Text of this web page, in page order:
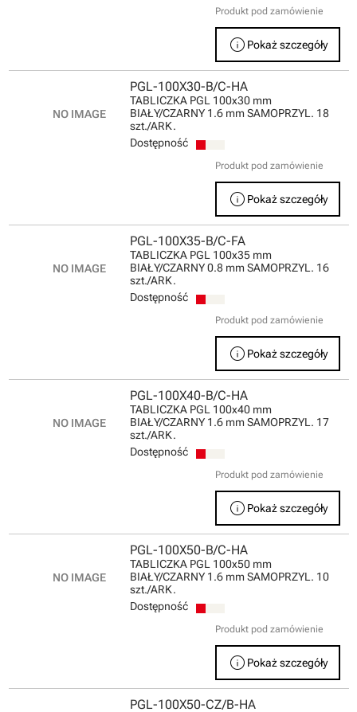
Produkt pod zamówienie
info Pokaż szczegóły
PGL-100X30-B/C-HA
TABLICZKA PGL 100x30 mm
BIAŁY/CZARNY 1.6 mm SAMOPRZYL. 18
szt./ARK.
Dostępność
Produkt pod zamówienie
info Pokaż szczegóły
PGL-100X35-B/C-FA
TABLICZKA PGL 100x35 mm
BIAŁY/CZARNY 0.8 mm SAMOPRZYL. 16
szt./ARK.
Dostępność
Produkt pod zamówienie
info Pokaż szczegóły
PGL-100X40-B/C-HA
TABLICZKA PGL 100x40 mm
BIAŁY/CZARNY 1.6 mm SAMOPRZYL. 17
szt./ARK.
Dostępność
Produkt pod zamówienie
info Pokaż szczegóły
PGL-100X50-B/C-HA
TABLICZKA PGL 100x50 mm
BIAŁY/CZARNY 1.6 mm SAMOPRZYL. 10
szt./ARK.
Dostępność
Produkt pod zamówienie
info Pokaż szczegóły
PGL-100X50-CZ/B-HA